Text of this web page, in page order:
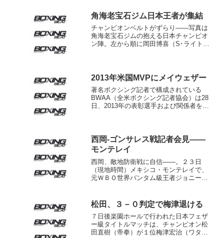
角海老宝石ジム日本王者が集結
チャンピオンベルトがずらり――写真は
角海老宝石ジムの抱える日本チャンピオ
ン陣。左から順に岡田博喜（S･ライト
面々。このうち加藤はすでに...
2013年米国MVPにメイウェザー
著名ボクシング記者で構成されている
BWAA（全米ボクシング記者協会）は28
日、2013年の表彰選手および関係者を発
ト・ゲレロ、カネロ・ア...
西岡-ゴンサレス戦記者会見――
モンテレイ
西岡、敵地防衛戦に自信――。２３日
（現地時間）メキシコ・モンテレイで、
元ＷＢＯ世界バンタム級王者ジョニー・
利晃（帝拳）が必勝を宣言した。 21日
行われた記者会見で、大勢...
松田、３－０判定で梅津退ける
７日後楽園ホールで行われた日本フェザ
ー級タイトルマッチは、チャンピオン松
田直樹（帝拳）が１位梅津宏治（ワタナ